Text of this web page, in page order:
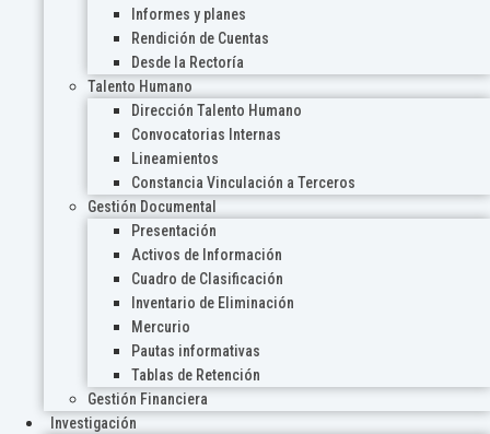
Informes y planes
Rendición de Cuentas
Desde la Rectoría
Talento Humano
Dirección Talento Humano
Convocatorias Internas
Lineamientos
Constancia Vinculación a Terceros
Gestión Documental
Presentación
Activos de Información
Cuadro de Clasificación
Inventario de Eliminación
Mercurio
Pautas informativas
Tablas de Retención
Gestión Financiera
Investigación